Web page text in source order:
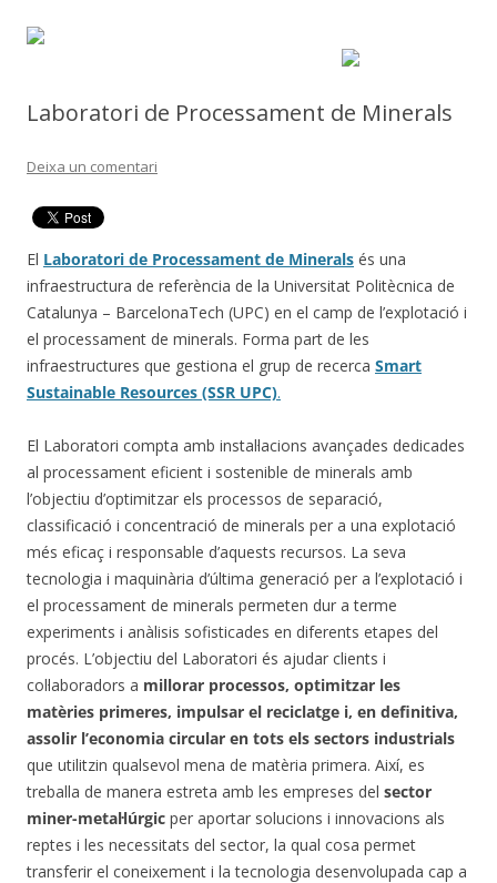
Laboratori de Processament de Minerals
Deixa un comentari
El Laboratori de Processament de Minerals és una
infraestructura de referència de la Universitat Politècnica de
Catalunya – BarcelonaTech (UPC) en el camp de l’explotació i
el processament de minerals. Forma part de les
infraestructures que gestiona el grup de recerca Smart
Sustainable Resources (SSR UPC).
El Laboratori compta amb instal·lacions avançades dedicades
al processament eficient i sostenible de minerals amb
l’objectiu d’optimitzar els processos de separació,
classificació i concentració de minerals per a una explotació
més eficaç i responsable d’aquests recursos. La seva
tecnologia i maquinària d’última generació per a l’explotació i
el processament de minerals permeten dur a terme
experiments i anàlisis sofisticades en diferents etapes del
procés. L’objectiu del Laboratori és ajudar clients i
col·laboradors a millorar processos, optimitzar les
matèries primeres, impulsar el reciclatge i, en definitiva,
assolir l’economia circular en tots els sectors industrials
que utilitzin qualsevol mena de matèria primera. Així, es
treballa de manera estreta amb les empreses del sector
miner-metal·lúrgic per aportar solucions i innovacions als
reptes i les necessitats del sector, la qual cosa permet
transferir el coneixement i la tecnologia desenvolupada cap a